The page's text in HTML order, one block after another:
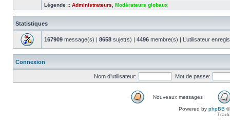
Légende :: Administrateurs Modérateurs globaux
Statistiques
167909 message(s) | 8658 sujet(s) | 4496 membre(s) | L’utilisateur
Connexion
Nom d’utilisateur: Mot de passe:
Nouveaux messages
Powered by phpBB